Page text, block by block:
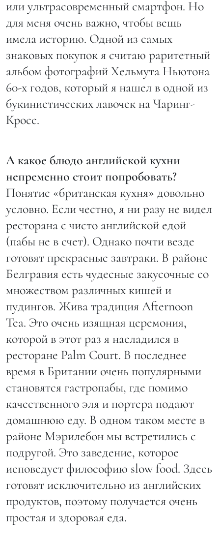
или ультрасовременный смартфон. Но
для меня очень важно, чтобы вещь
имела историю. Одной из самых
знаковых покупок я считаю раритетный
альбом фотографий Хельмута Ньютона
60-х годов, который я нашел в одной из
букинистических лавочек на Чаринг-
Кросс.
А какое блюдо английской кухни
непременно стоит попробовать?
Понятие «британская кухня» довольно
условно. Если честно, я ни разу не видел
ресторана с чисто английской едой
(пабы не в счет). Однако почти везде
готовят прекрасные завтраки. В районе
Белгравия есть чудесные закусочные со
множеством различных кишей и
пудингов. Жива традиция Afternoon
Tea. Это очень изящная церемония,
которой в этот раз я насладился в
ресторане Palm Court. В последнее
время в Британии очень популярными
становятся гастропабы, где помимо
качественного эля и портера подают
домашнюю еду. В одном таком месте в
районе Мэрилебон мы встретились с
подругой. Это заведение, которое
исповедует философию slow food. Здесь
готовят исключительно из английских
продуктов, поэтому получается очень
простая и здоровая еда.